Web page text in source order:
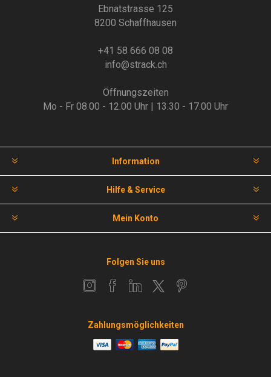
Ebnatstrasse 125
8200 Schaffhausen
+41 58 666 08 08
info@strack.ch
Öffnungszeiten
Mo - Fr 08.00 - 12.00 Uhr | 13.30 - 17.00 Uhr
Information
Hilfe & Service
Mein Konto
Folgen Sie uns
Zahlungsmöglichkeiten